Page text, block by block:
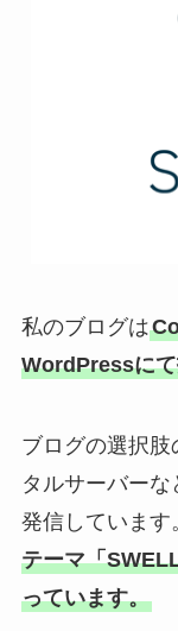
私のブログは
WordPressに
ブログの選択
タルサーバー
発信しています
テーマ「
っています。